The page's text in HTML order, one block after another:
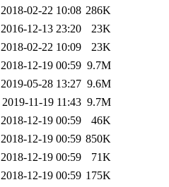
2018-02-22 10:08 286K
2016-12-13 23:20
23K
2018-02-22 10:09
23K
2018-12-19 00:59 9.7M
2019-05-28 13:27 9.6M
2019-11-19 11:43 9.7M
2018-12-19 00:59
46K
2018-12-19 00:59 850K
2018-12-19 00:59
71K
2018-12-19 00:59 175K